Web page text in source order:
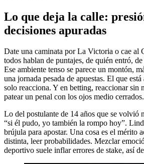
Lo que deja la calle:
decisiones apuradas
Date una caminata por La Victoria o cae al
todos hablan de puntajes, de quién entró,
Ese ambiente tenso se parece un montón,
una jornada pesada de apuestas. El que
solo reacciona. Y en betting, reaccionar sin
patear un penal con los ojos medio cerrados.
Lo del postulante de 14 años que se volvió
“si él pudo, yo también la rompo hoy”.
brújula para apostar. Una cosa es el mérito
distinta, leer probabilidades. Mezclar
deportivo suele inflar errores de stake, así